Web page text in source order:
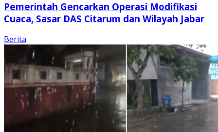
Pemerintah Gencarkan Operasi Modifikasi
Cuaca, Sasar DAS Citarum dan Wilayah Jabar
Berita